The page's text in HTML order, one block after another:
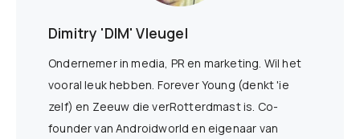
Dimitry 'DIM' Vleugel
Ondernemer in media, PR en marketing. Wil het
vooral leuk hebben. Forever Young (denkt 'ie
zelf) en Zeeuw die verRotterdmast is. Co-
founder van Androidworld en eigenaar van